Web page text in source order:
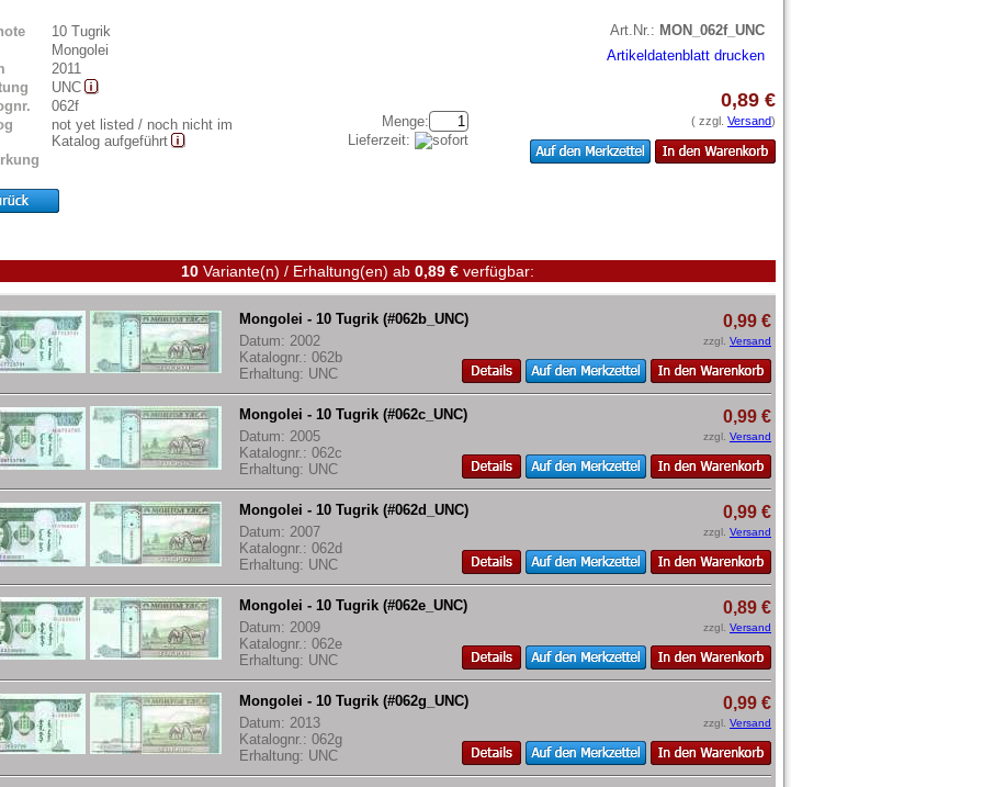
10 Tugrik
Mongolei
2011
UNC
062f
not yet listed / noch nicht im
Katalog aufgeführt
Art.Nr.: MON_062f_UNC
Artikeldatenblatt drucken
Menge:
Lieferzeit:
0,89 €
( zzgl. Versand)
10Variante(n) / Erhaltung(en) ab 0,89 €verfügbar:
Mongolei - 10 Tugrik (#062b_UNC)
Datum: 2002
Katalognr.: 062b
Erhaltung: UNC
0,99 €
zzgl. Versand
Mongolei - 10 Tugrik (#062c_UNC)
Datum: 2005
Katalognr.: 062c
Erhaltung: UNC
0,99 €
zzgl. Versand
Mongolei - 10 Tugrik (#062d_UNC)
Datum: 2007
Katalognr.: 062d
Erhaltung: UNC
0,99 €
zzgl. Versand
Mongolei - 10 Tugrik (#062e_UNC)
Datum: 2009
Katalognr.: 062e
Erhaltung: UNC
0,89 €
zzgl. Versand
Mongolei - 10 Tugrik (#062g_UNC)
Datum: 2013
Katalognr.: 062g
Erhaltung: UNC
0,99 €
zzgl. Versand